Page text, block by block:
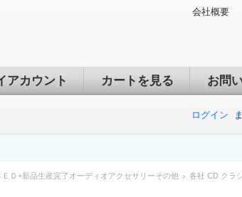
会社概要
アカウント カートを見る お問
ログイン
ＥＤ+新品生産完了オーディオアクセサリーその他
各社 CD クラ